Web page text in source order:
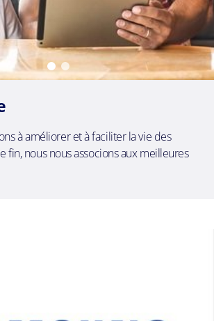
à améliorer et à faciliter la vie des
fin, nous nous associons aux meilleures